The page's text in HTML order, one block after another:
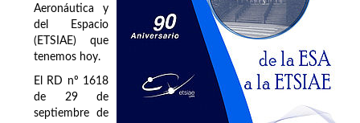
Aeronáutica y
del Espacio
(ETSIAE) que
tenemos hoy.
El RD nº 1618
de 29 de
septiembre de